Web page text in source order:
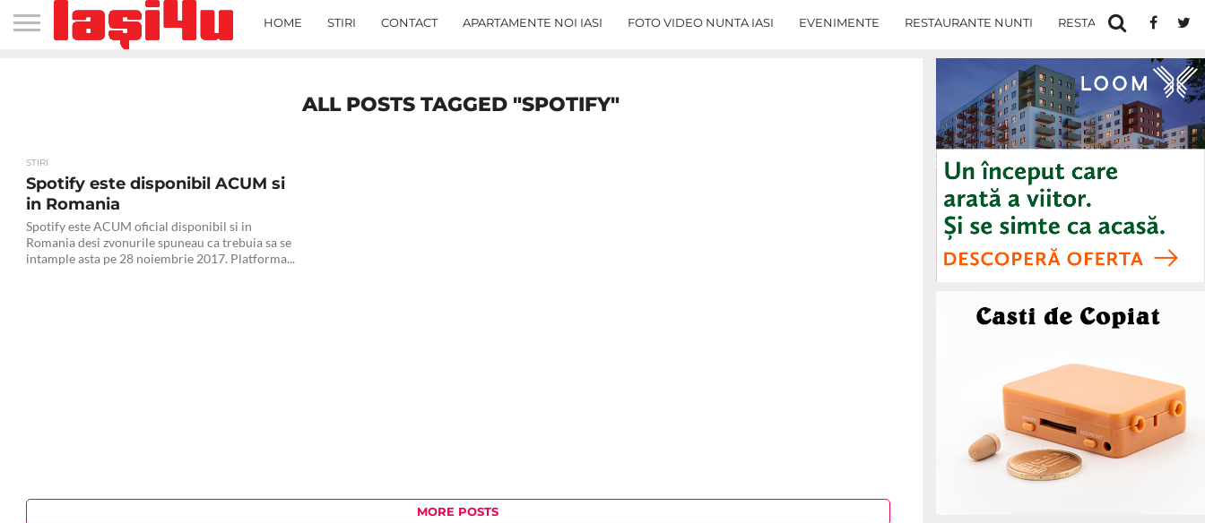
HOME STIRI CONTACT APARTAMENTE NOI IASI FOTO VIDEO NUNTA IASI EVENIMENTE RESTAURANTE NUNTI RESTAURANTE IN IASI
ALL POSTS TAGGED "SPOTIFY"
STIRI
Spotify este disponibil ACUM si
in Romania
Spotify este ACUM oficial disponibil si in
Romania desi zvonurile spuneau ca trebuia sa se
intample asta pe 28 noiembrie 2017. Platforma...
MORE POSTS